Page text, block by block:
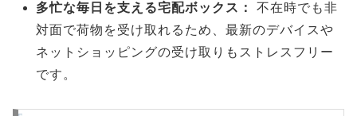
多忙な毎日を支える宅配ボックス：
不在時でも非
対面で荷物を受け取れるため、最新のデバイスや
ネットショッピングの受け取りもストレスフリー
です。